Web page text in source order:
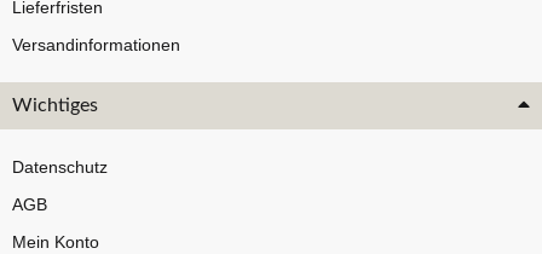
Lieferfristen
Versandinformationen
Wichtiges
Datenschutz
AGB
Mein Konto